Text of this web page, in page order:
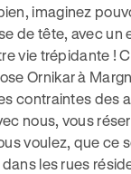
imaginez
de tête, avec un
vie trépidante !
Ornikar à
contraintes des
nous, vous
voulez, que ce
les rues